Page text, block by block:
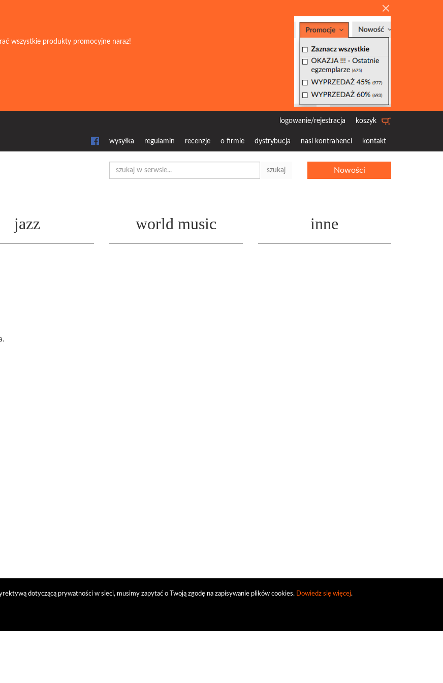
wszystkie produkty promocyjne naraz!
dotyczącą prywatności w sieci, musimy zapytać o Twoją zgodę na zapisywanie plików cookies. Dowiedz się więcej.
koszyk
logowanie/rejestracja
wysyłka regulamin recenzje o firmie dystrybucja nasi kontrahenci kontakt
szukaj Nowości
jazz world music inne